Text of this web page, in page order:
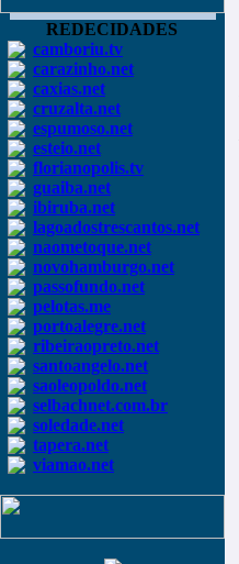
REDECIDADES
camboriu.tv
carazinho.net
caxias.net
cruzalta.net
espumoso.net
esteio.net
florianopolis.tv
guaiba.net
ibiruba.net
lagoadostrescantos.net
naometoque.net
novohamburgo.net
passofundo.net
pelotas.me
portoalegre.net
ribeiraopreto.net
santoangelo.net
saoleopoldo.net
selbachnet.com.br
soledade.net
tapera.net
viamao.net